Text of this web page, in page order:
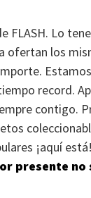
FLASH. Lo
ofertan los
record.
contigo.
¡aquí
presente